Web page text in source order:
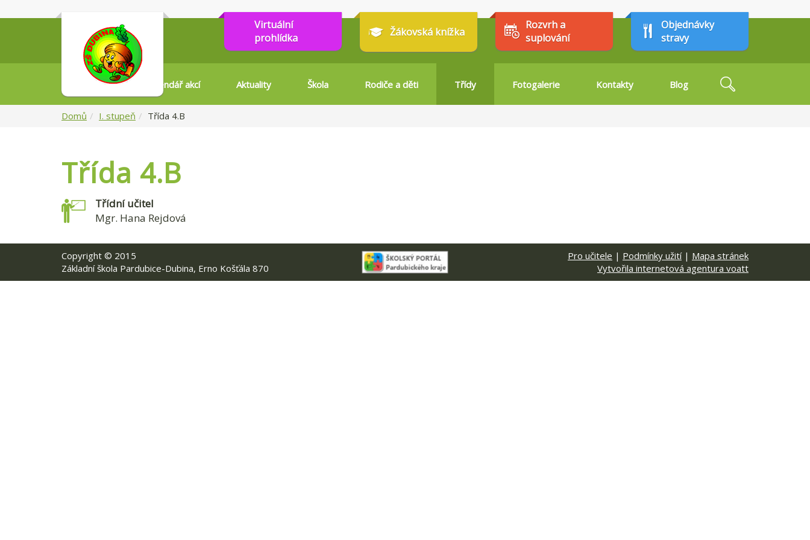
Virtuální
prohlídka
Žákovská knížka
Rozvrh a
suplování
Objednávky
stravy
Vyhledávání
Kalendář akcí
Aktuality Škola Rodiče a děti Třídy Fotogalerie Kontakty Blog
Domů I. stupeň Třída 4.B
Třída 4.B
Třídní učitel
Mgr. Hana Rejdová
Copyright © 2015
Základní škola Pardubice-Dubina, Erno Košťála 870
Pro učitele | Podmínky užití| Mapa stránek
Vytvořila internetová agentura voatt